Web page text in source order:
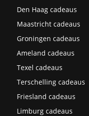
Den Haag cadeaus
Maastricht cadeaus
Groningen cadeaus
Ameland cadeaus
Texel cadeaus
Terschelling cadeaus
Friesland cadeaus
Limburg cadeaus